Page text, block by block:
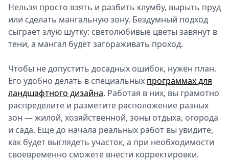
Нельзя просто взять и разбить клумбу, вырыть пруд
или сделать мангальную зону. Бездумный подход
сыграет злую шутку: светолюбивые цветы завянут в
тени, а мангал будет загораживать проход.
Чтобы не допустить досадных ошибок, нужен план.
Его удобно делать в специальных программах для
ландшафтного дизайна. Работая в них, вы грамотно
распределите и разметите расположение разных
зон ― жилой, хозяйственной, зоны отдыха, огорода
и сада. Еще до начала реальных работ вы увидите,
как будет выглядеть участок, а при необходимости
своевременно сможете внести корректировки.